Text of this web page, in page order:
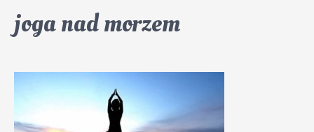
joga nad morzem